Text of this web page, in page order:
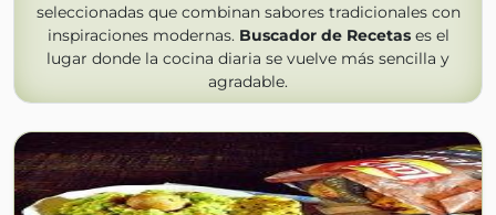
seleccionadas que combinan sabores tradicionales con
inspiraciones modernas. Buscador de Recetases el
lugar donde la cocina diaria se vuelve más sencilla y
agradable.